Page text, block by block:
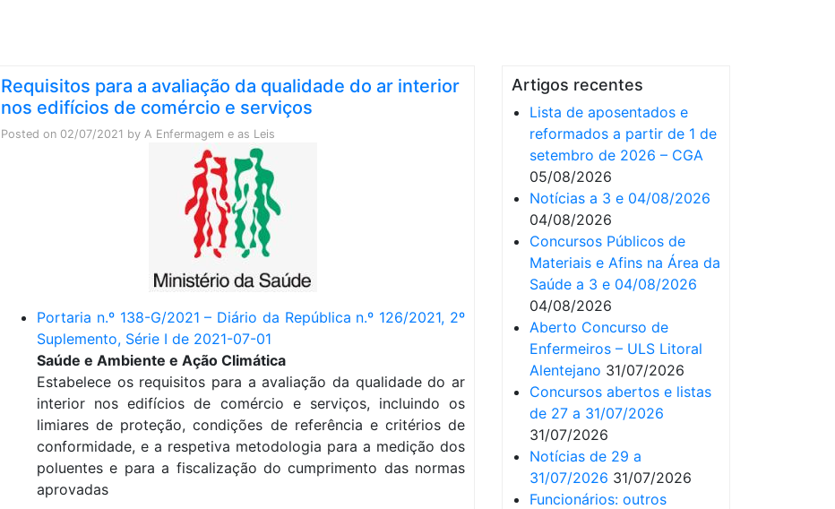
Requisitos para a avaliação da qualidade do ar interior
nos edifícios de comércio e serviços
Posted on 02/07/2021 by A Enfermagem e as Leis
Portaria n.º 138-G/2021 – Diário da República n.º 126/2021, 2º
Suplemento, Série I de 2021-07-01
Saúde e Ambiente e Ação Climática
Estabelece os requisitos para a avaliação da qualidade do ar
interior nos edifícios de comércio e serviços, incluindo os
limiares de proteção, condições de referência e critérios de
conformidade, e a respetiva metodologia para a medição dos
poluentes e para a fiscalização do cumprimento das normas
aprovadas
Artigos recentes
Lista de aposentados e
reformados a partir de 1 de
setembro de 2026 – CGA
05/08/2026
Notícias a 3 e 04/08/2026
04/08/2026
Concursos Públicos de
Materiais e Afins na Área da
Saúde a 3 e 04/08/2026
04/08/2026
Aberto Concurso de
Enfermeiros – ULS Litoral
Alentejano 31/07/2026
Concursos abertos e listas
de 27 a 31/07/2026
31/07/2026
Notícias de 29 a
31/07/2026 31/07/2026
Funcionários: outros